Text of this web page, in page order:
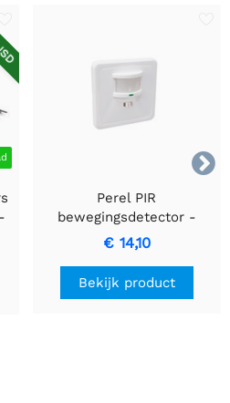

Perel PIR
bewegingsdetector -
Inbouw met
bewegingsdetectie &
inbouwontwerp
€ 14,10
Bekijk product